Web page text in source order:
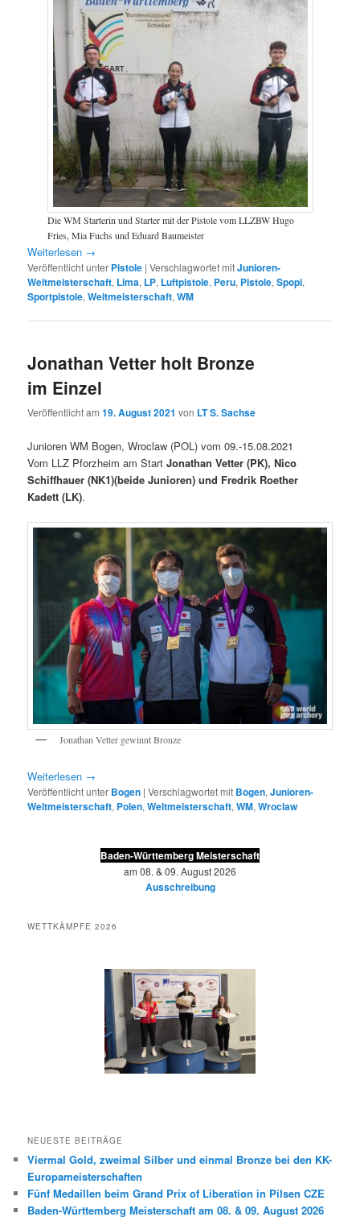
Die WM Starterin und Starter mit der Pistole vom LLZBW Hugo
Fries, Mia Fuchs und Eduard Baumeister
Weiterlesen →
Veröffentlicht unter Pistole |Verschlagwortet mitJunioren-
Weltmeisterschaft, Lima, LP, Luftpistole, Peru, Pistole,Spopi,
Sportpistole,Weltmeisterschaft,WM
Jonathan Vetter holt Bronze
im Einzel
Veröffentlicht am19. August 2021 von LT S. Sachse
Junioren WM Bogen, Wroclaw (POL) vom 09.-15.08.2021
Vom LLZ Pforzheim am StartJonathan Vetter (PK), Nico
Schiffhauer (NK1)(beide Junioren) und Fredrik Roether
Kadett (LK).
Jonathan Vetter gewinnt Bronze
Weiterlesen →
Veröffentlicht unter Bogen |Verschlagwortet mit Bogen,Junioren-
Weltmeisterschaft, Polen,Weltmeisterschaft,WM,Wroclaw
Baden-Württemberg Meisterschaft
am 08. & 09. August 2026
Ausschreibung
WETTKÄMPFE 2026
NEUESTE BEITRÄGE
Viermal Gold, zweimal Silber und einmal Bronze bei den KK-
Europameisterschaften
Fünf Medaillen beim Grand Prix of Liberation in Pilsen CZE
Baden-Württemberg Meisterschaft am 08. & 09. August 2026